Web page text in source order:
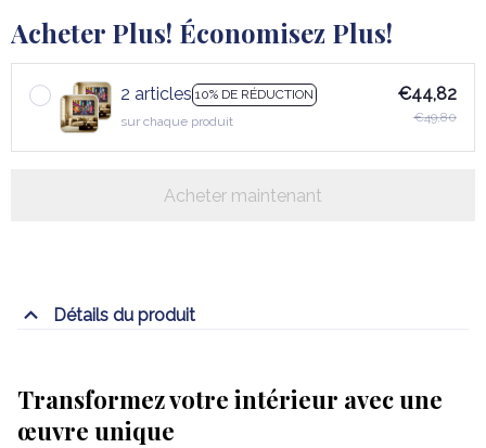
Acheter Plus! Économisez Plus!
2 articles 10% DE RÉDUCTION
sur chaque produit
€44,82
€49,80
Acheter maintenant
Détails du produit
Transformez votre intérieur avec une
œuvre unique